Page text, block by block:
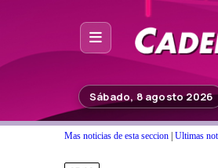
Noticias
Sábado, 8 agosto 2026
Mas noticias de esta seccion Ultimas